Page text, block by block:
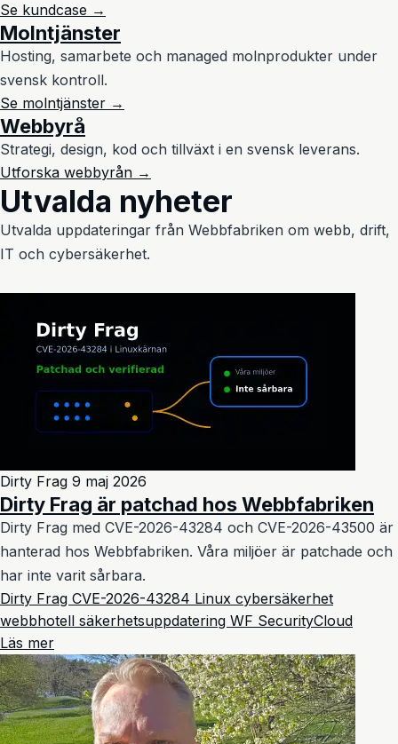
Se kundcase →
Molntjänster
Hosting, samarbete och managed molnprodukter under
svensk kontroll.
Se molntjänster →
Webbyrå
Strategi, design, kod och tillväxt i en svensk leverans.
Utforska webbyrån →
Utvalda nyheter
Utvalda uppdateringar från Webbfabriken om webb, drift,
IT och cybersäkerhet.
Dirty Frag 9 maj 2026
Dirty Frag är patchad hos Webbfabriken
Dirty Frag med CVE-2026-43284 och CVE-2026-43500 är
hanterad hos Webbfabriken. Våra miljöer är patchade och
har inte varit sårbara.
Dirty Frag CVE-2026-43284 Linux cybersäkerhet
webbhotell säkerhetsuppdatering WF SecurityCloud
Läs mer